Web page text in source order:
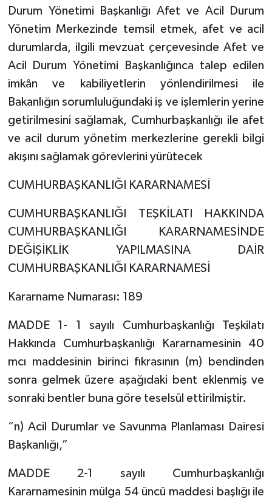
Durum Yönetimi Başkanlığı Afet ve Acil Durum
Yönetim Merkezinde temsil etmek, afet ve acil
durumlarda, ilgili mevzuat çerçevesinde Afet ve
Acil Durum Yönetimi Başkanlığınca talep edilen
imkân ve kabiliyetlerin yönlendirilmesi ile
Bakanlığın sorumluluğundaki iş ve işlemlerin yerine
getirilmesini sağlamak, Cumhurbaşkanlığı ile afet
ve acil durum yönetim merkezlerine gerekli bilgi
akışını sağlamak görevlerini yürütecek
CUMHURBAŞKANLIĞI KARARNAMESİ
CUMHURBAŞKANLIĞI TEŞKİLATI HAKKINDA
CUMHURBAŞKANLIĞI KARARNAMESİNDE
DEĞİŞİKLİK YAPILMASINA DAİR
CUMHURBAŞKANLIĞI KARARNAMESİ
Kararname Numarası: 189
MADDE 1- 1 sayılı Cumhurbaşkanlığı Teşkilatı
Hakkında Cumhurbaşkanlığı Kararnamesinin 40
mcı maddesinin birinci fıkrasının (m) bendinden
sonra gelmek üzere aşağıdaki bent eklenmiş ve
sonraki bentler buna göre teselsül ettirilmiştir.
“n) Acil Durumlar ve Savunma Planlaması Dairesi
Başkanlığı,”
MADDE 2-1 sayılı Cumhurbaşkanlığı
Kararnamesinin mülga 54 üncü maddesi başlığı ile